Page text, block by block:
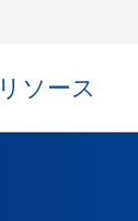
リソース